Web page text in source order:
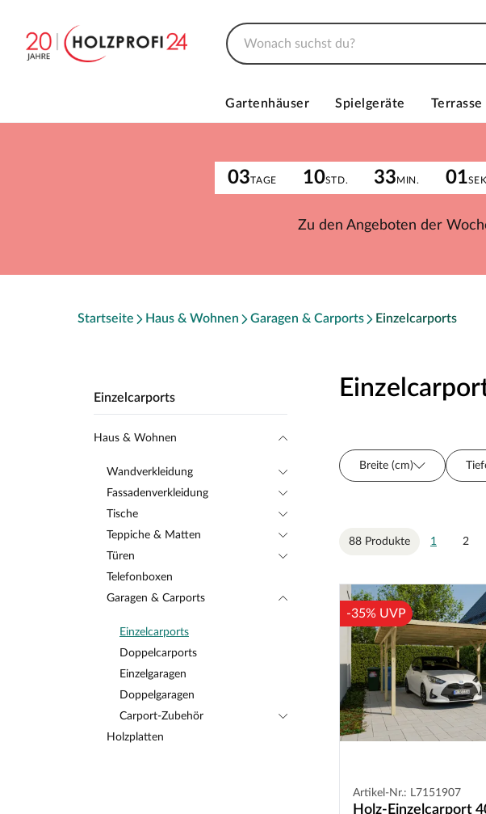
Gartenhäuser Spielgeräte
03TAGE 10STD. 33MIN. 01
Zu den Angeboten der
Startseite Haus & Wohnen Garagen & Carports Einzelcarports
Einzelcarports
Haus & Wohnen
Wandverkleidung
Fassadenverkleidung
Tische
Teppiche & Matten
Türen
Telefonboxen
Garagen & Carports
Einzelcarports
Doppelcarports
Einzelgaragen
Doppelgaragen
Carport-Zubehör
Holzplatten
Breite (cm)
88 Produkte
1 2
-35% UVP
Artikel-Nr.: L7151907
Holz-Einzelcarport